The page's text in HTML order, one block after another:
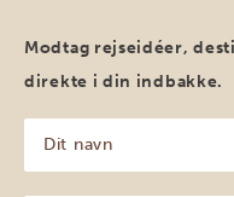
Modtag rejseidéer,
direkte i din indbakke.
navn
(Påkrævet)